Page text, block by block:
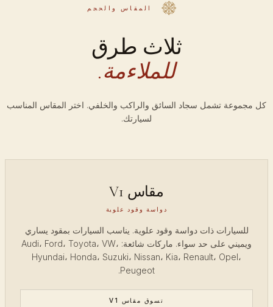
المقاس والحجم
ثلاث طرق
للملاءمة.
كل مجموعة تشمل سجاد السائق والراكب والخلفي. اختر المقاس المناسب
لسيارتك.
مقاس V1
دواسة وقود علوية
للسيارات ذات دواسة وقود علوية. يناسب السيارات بمقود يساري
ويميني على حد سواء. ماركات شائعة: Audi، Ford، Toyota، VW،
Hyundai، Honda، Suzuki، Nissan، Kia، Renault، Opel،
Peugeot.
تسوق مقاس V1